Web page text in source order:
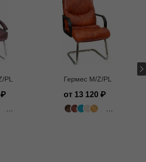
PL
318 цветов
Гермес M/Z/PL
от 13 120
502 цвета